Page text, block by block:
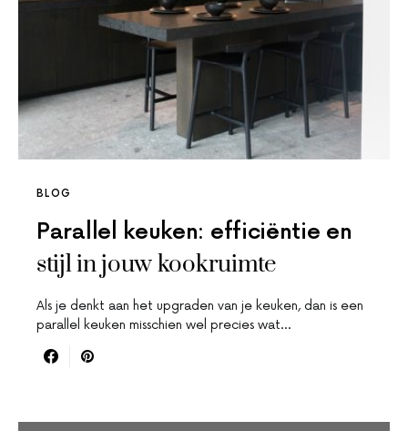
BLOG
Parallel keuken: efficiëntie en
stijl in jouw kookruimte
Als je denkt aan het upgraden van je keuken, dan is een
parallel keuken misschien wel precies wat…